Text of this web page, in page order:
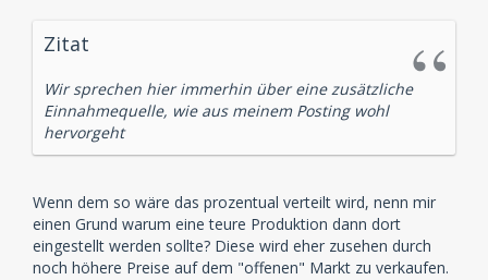
Zitat
Wir sprechen hier immerhin über eine zusätzliche
Einnahmequelle, wie aus meinem Posting wohl
hervorgeht
Wenn dem so wäre das prozentual verteilt wird, nenn mir
einen Grund warum eine teure Produktion dann dort
eingestellt werden sollte? Diese wird eher zusehen durch
noch höhere Preise auf dem "offenen" Markt zu verkaufen.